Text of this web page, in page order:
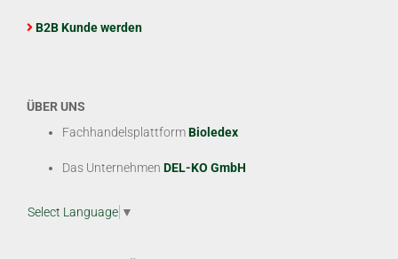
B2B Kunde werden
ÜBER UNS
FachhandelsplattformBioledex
Das Unternehmen DEL-KO GmbH
Select Language ▼